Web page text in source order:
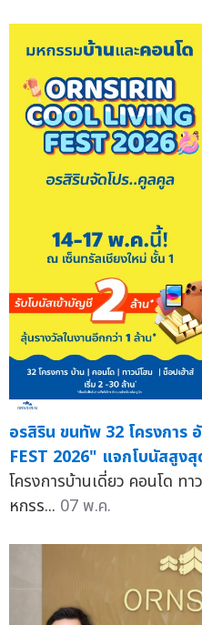
อรสิริน ขนทัพ 32 โครงการ
FEST 2026" แจกโบนัสสูง
โครงการบ้านเดี่ยว คอนโด ท
หกรร... 07 พ.ค.